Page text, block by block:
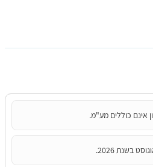
אינם כוללים מע"מ.
בשנת 2026.